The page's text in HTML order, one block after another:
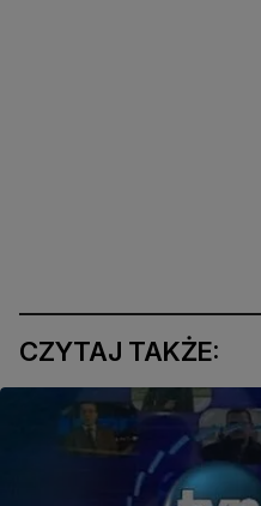
CZYTAJ TAKŻE: